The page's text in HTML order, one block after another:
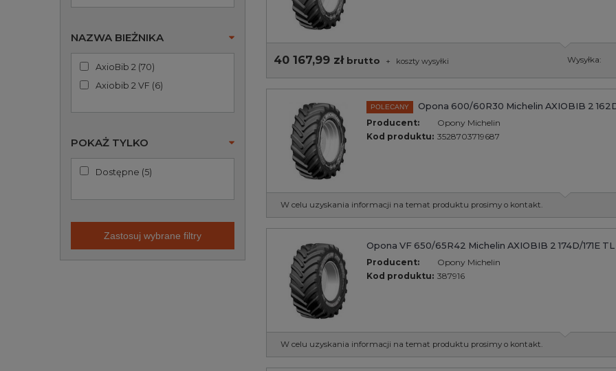
NAZWA BIEŻNIKA
AxioBib 2 (70)
Axiobib 2 VF (6)
POKAŻ TYLKO
Dostępne (5)
Zastosuj wybrane filtry
40 167,99 złbrutto + koszty wysyłki Wysyłka:
POLECANY Opona 600/60R30 Michelin AXIOBIB 2
Producent:
Opony Michelin
Kod produktu: 3528703719687
W celu uzyskania informacji na temat produktu prosimy o kontakt.
Opona VF 650/65R42 Michelin AXIOBIB 2 174D/171E TL
Producent:
Opony Michelin
Kod produktu: 387916
W celu uzyskania informacji na temat produktu prosimy o kontakt.